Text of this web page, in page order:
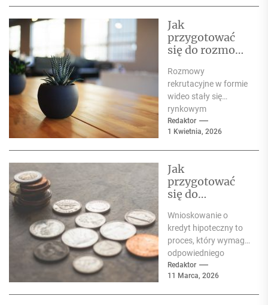
Jak
przygotować
się do rozmowy
online?
Poradnik krok
po kroku
Rozmowy
rekrutacyjne w formie
wideo stały się
rynkowym
standardem, a nie
tylko alternatywą dla
profesjonalnie, nie...
Redaktor
1 Kwietnia, 2026
Jak
przygotować
się do
o kredyt
hipoteczny?
Lista
dokumentów
Wnioskowanie o
kredyt hipoteczny to
proces, który wymaga
odpowiedniego
przygotowania.Bank
przed podjęciem
Redaktor
11 Marca, 2026